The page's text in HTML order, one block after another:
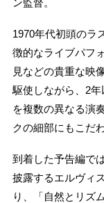
ン監督。
1970年代初頭のラ
徴的なライブパフ
見などの貴重な映
駆使しながら、2
を複数の異なる演
クの細部にもこだ
到着した予告編で
披露するエルヴィ
り、「自然とリズ